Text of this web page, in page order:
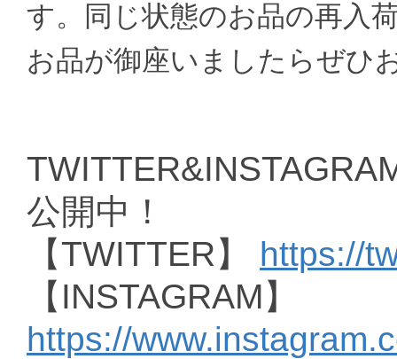
す。同じ状態のお品の再入
お品が御座いましたらぜひ
公開中！
【TWITTER】 https://
【INSTAGRAM】
https://